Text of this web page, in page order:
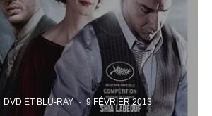
DVD ET BLU-RAY · 9 FÉVRIER 2013